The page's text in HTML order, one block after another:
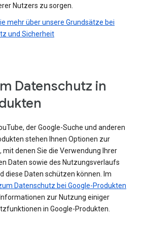
Nutzers zu sorgen.
mehr über unsere Grundsätze bei
und Sicherheit
Datenschutz in
der Google-Suche und anderen
stehen Ihnen Optionen zur
mit denen Sie die Verwendung Ihrer
Daten sowie des Nutzungsverlaufs
diese Daten schützen können. Im
Datenschutz bei Google-Produkten
zur Nutzung einiger
in Google-Produkten.